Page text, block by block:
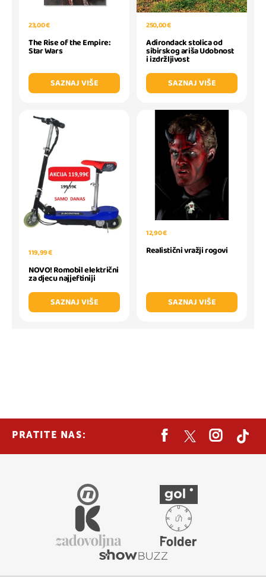
23,00 €
The Rise of the Empire:
Star Wars
SAZNAJ VIŠE
250,00 €
Adirondack stolica od
sibirskog ariša Udobnost
i izdržljivost
SAZNAJ VIŠE
119,99 €
NOVO! Romobil električni
za djecu najjeftiniji
SAZNAJ VIŠE
12,90 €
Realistični vražji rogovi
SAZNAJ VIŠE
PRATITE NAS: